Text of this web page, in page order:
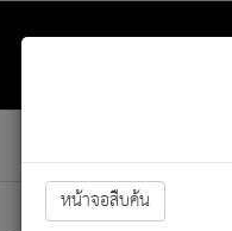
หน้าจอสืบค้น